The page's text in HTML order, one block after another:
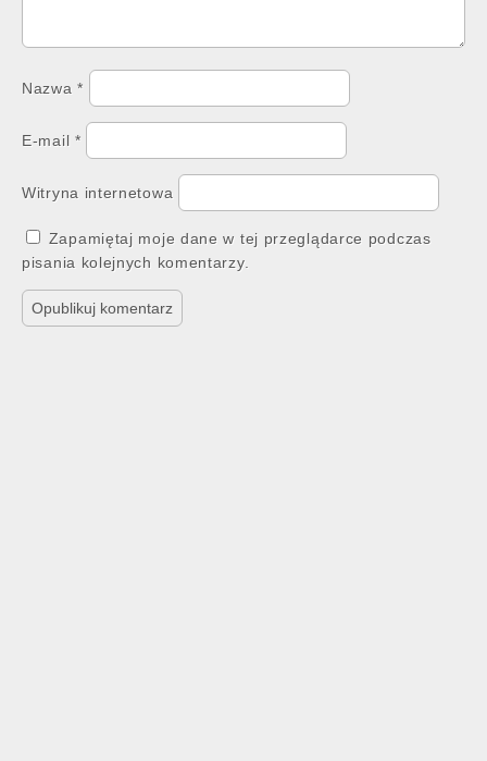
Nazwa*
E-mail *
Witryna internetowa
Zapamiętaj moje dane w tej przeglądarce podczas
pisania kolejnych komentarzy.